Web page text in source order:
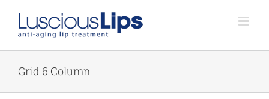
content
Grid 6 Column